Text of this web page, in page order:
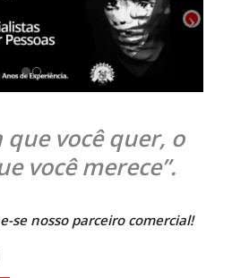
que você quer, o
você merece”.
se nosso parceiro comercial!